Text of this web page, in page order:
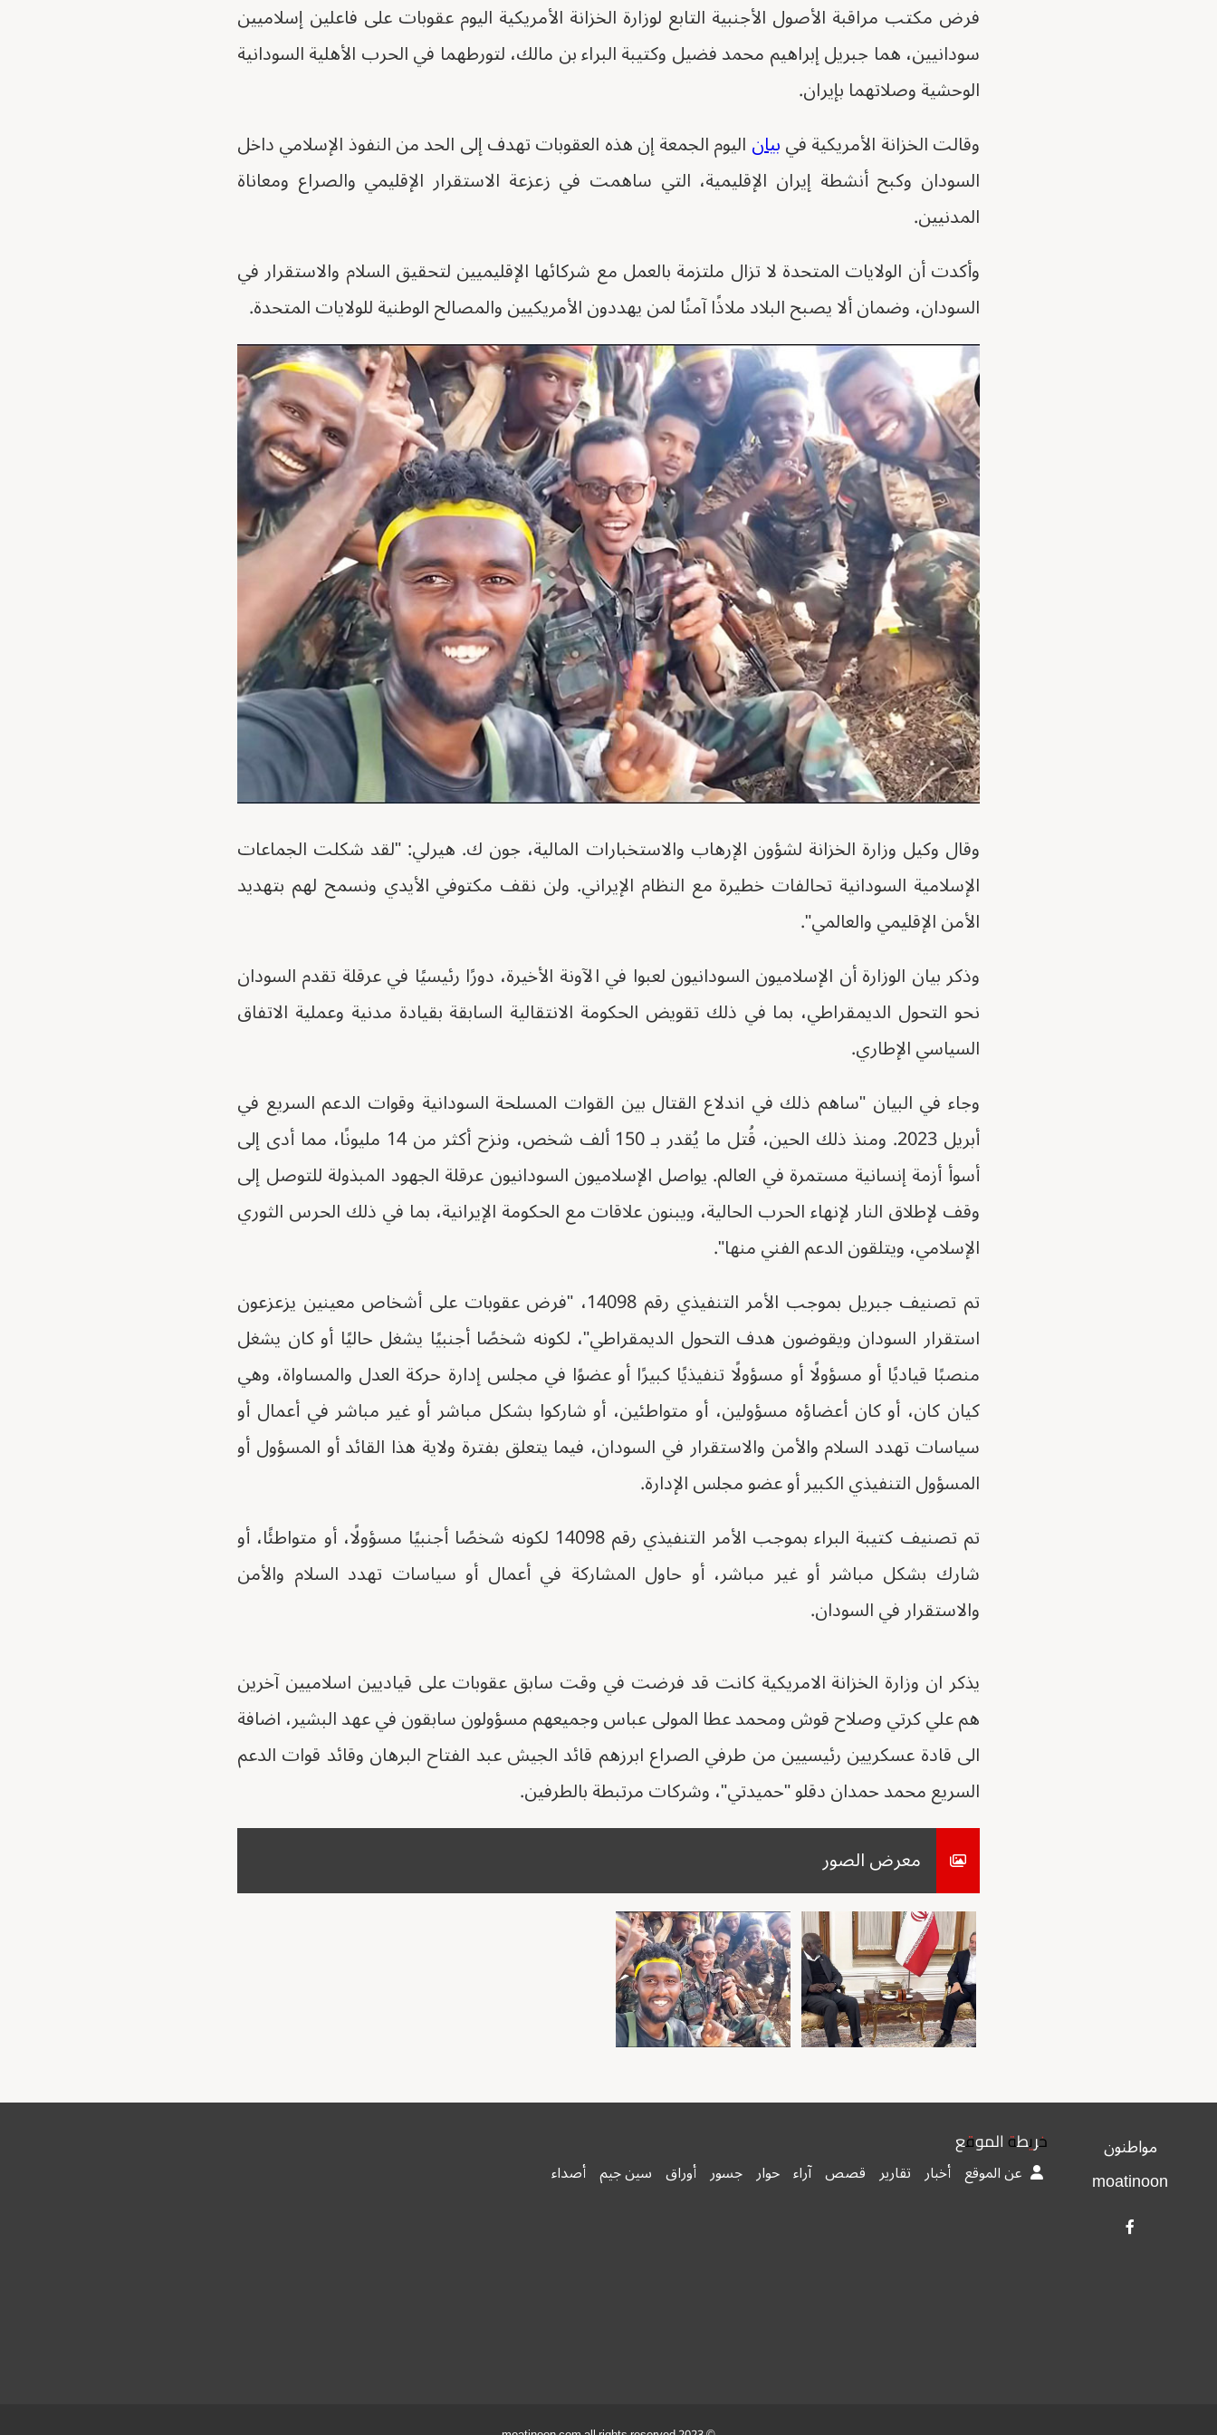
فرض مكتب مراقبة الأصول الأجنبية التابع لوزارة الخزانة الأمريكية اليوم عقوبات على فاعلين إسلاميين
سودانيين، هما جبريل إبراهيم محمد فضيل وكتيبة البراء بن مالك، لتورطهما في الحرب الأهلية السودانية
الوحشية وصلاتهما بإيران.
وقالت الخزانة الأمريكية فيبياناليوم الجمعة إن هذه العقوبات تهدف إلى الحد من النفوذ الإسلامي داخل
السودان وكبح أنشطة إيران الإقليمية، التي ساهمت في زعزعة الاستقرار الإقليمي والصراع ومعاناة
المدنيين.
وأكدت أن الولايات المتحدة لا تزال ملتزمة بالعمل مع شركائها الإقليميين لتحقيق السلام والاستقرار في
السودان، وضمان ألا يصبح البلاد ملاذًا آمنًا لمن يهددون الأمريكيين والمصالح الوطنية للولايات المتحدة.
وقال وكيل وزارة الخزانة لشؤون الإرهاب والاستخبارات المالية، جون ك. هيرلي: "لقد شكلت الجماعات
الإسلامية السودانية تحالفات خطيرة مع النظام الإيراني. ولن نقف مكتوفي الأيدي ونسمح لهم بتهديد
الأمن الإقليمي والعالمي".
وذكر بيان الوزارة أن الإسلاميون السودانيون لعبوا في الآونة الأخيرة، دورًا رئيسيًا في عرقلة تقدم السودان
نحو التحول الديمقراطي، بما في ذلك تقويض الحكومة الانتقالية السابقة بقيادة مدنية وعملية الاتفاق
السياسي الإطاري.
وجاء في البيان "ساهم ذلك في اندلاع القتال بين القوات المسلحة السودانية وقوات الدعم السريع في
أبريل 2023. ومنذ ذلك الحين، قُتل ما يُقدر بـ 150 ألف شخص، ونزح أكثر من 14 مليونًا، مما أدى إلى
أسوأ أزمة إنسانية مستمرة في العالم. يواصل الإسلاميون السودانيون عرقلة الجهود المبذولة للتوصل إلى
وقف لإطلاق النار لإنهاء الحرب الحالية، ويبنون علاقات مع الحكومة الإيرانية، بما في ذلك الحرس الثوري
الإسلامي، ويتلقون الدعم الفني منها".
تم تصنيف جبريل بموجب الأمر التنفيذي رقم 14098، "فرض عقوبات على أشخاص معينين يزعزعون
استقرار السودان ويقوضون هدف التحول الديمقراطي"، لكونه شخصًا أجنبيًا يشغل حاليًا أو كان يشغل
منصبًا قياديًا أو مسؤولًا أو مسؤولًا تنفيذيًا كبيرًا أو عضوًا في مجلس إدارة حركة العدل والمساواة، وهي
كيان كان، أو كان أعضاؤه مسؤولين، أو متواطئين، أو شاركوا بشكل مباشر أو غير مباشر في أعمال أو
سياسات تهدد السلام والأمن والاستقرار في السودان، فيما يتعلق بفترة ولاية هذا القائد أو المسؤول أو
المسؤول التنفيذي الكبير أو عضو مجلس الإدارة.
تم تصنيف كتيبة البراء بموجب الأمر التنفيذي رقم 14098 لكونه شخصًا أجنبيًا مسؤولًا، أو متواطئًا، أو
شارك بشكل مباشر أو غير مباشر، أو حاول المشاركة في أعمال أو سياسات تهدد السلام والأمن
والاستقرار في السودان.
يذكر ان وزارة الخزانة الامريكية كانت قد فرضت في وقت سابق عقوبات على قياديين اسلاميين آخرين
هم علي كرتي وصلاح قوش ومحمد عطا المولى عباس وجميعهم مسؤولون سابقون في عهد البشير، اضافة
الى قادة عسكريين رئيسيين من طرفي الصراع ابرزهم قائد الجيش عبد الفتاح البرهان وقائد قوات الدعم
السريع محمد حمدان دقلو "حميدتي"، وشركات مرتبطة بالطرفين.
معرض الصور
مواطنون
moatinoon
خريطة الموقع
عن الموقع أخبار تقارير قصص آراء حوار جسور أوراق سين جيم أصداء